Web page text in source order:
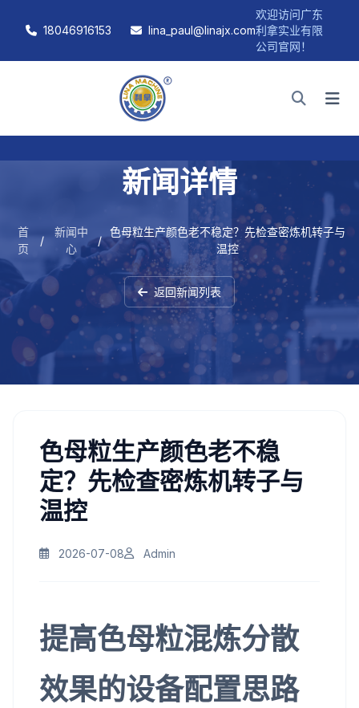
18046916153 lina_paul@linajx.com
欢迎访问广东
利拿实业有限
公司官网！
新闻详情
首
页
/
新闻中
心
/
色母粒生产颜色老不稳定？先检查密炼机转子与
温控
返回新闻列表
色母粒生产颜色老不稳
定？先检查密炼机转子与
温控
2026-07-08 Admin
提高色母粒混炼分散
效果的设备配置思路